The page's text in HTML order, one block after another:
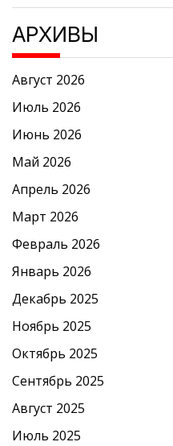
АРХИВЫ
Август 2026
Июль 2026
Июнь 2026
Май 2026
Апрель 2026
Март 2026
Февраль 2026
Январь 2026
Декабрь 2025
Ноябрь 2025
Октябрь 2025
Сентябрь 2025
Август 2025
Июль 2025